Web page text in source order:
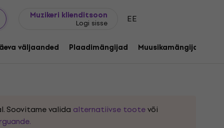
Muzikeri klienditsoon
Logi sisse EE
väljaanded Plaadimängijad Muusikamängijad
Glam Rock 1982 - 1984 (LP)
Soovitame valida alternatiivse tootevõi